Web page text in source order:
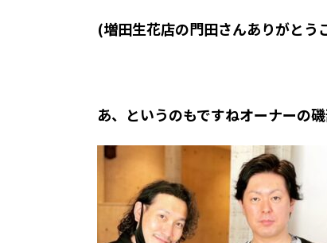
(増田生花店の門田さんありがと
あ、というのもですねオーナーの